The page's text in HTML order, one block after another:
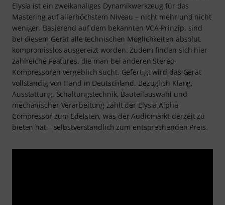
Elysia ist ein zweikanaliges Dynamikwerkzeug für das
Mastering auf allerhöchstem Niveau – nicht mehr und nicht
weniger. Basierend auf dem bekannten VCA-Prinzip, sind
bei diesem Gerät alle technischen Möglichkeiten absolut
kompromisslos ausgereizt worden. Zudem finden sich hier
zahlreiche Features, die man bei anderen Stereo-
Kompressoren vergeblich sucht. Gefertigt wird das Gerät
vollständig von Hand in Deutschland. Bezüglich Klang,
Ausstattung, Schaltungstechnik, Bauteilauswahl und
mechanischer Verarbeitung zählt der Elysia Alpha
Compressor zum Edelsten, was der Audiomarkt derzeit zu
bieten hat – selbstverständlich zum entsprechenden Preis.